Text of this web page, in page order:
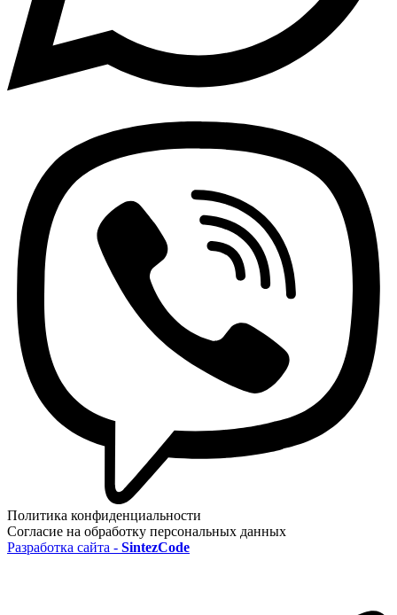
Политика конфиденциальности
Согласие на обработку персональных данных
Разработка сайта - SintezCode